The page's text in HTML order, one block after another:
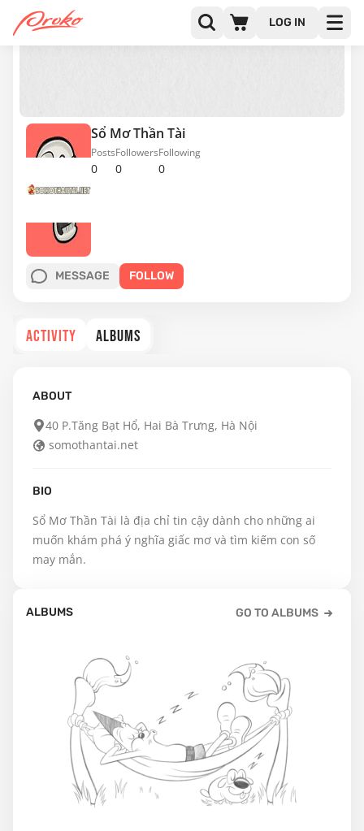
LOG IN
Sổ Mơ Thần Tài
0
Posts
0
Followers
0
Following
MESSAGE FOLLOW
ACTIVITY ALBUMS
ABOUT
40 P.Tăng Bạt Hổ, Hai Bà Trưng, Hà Nội
somothantai.net
BIO
Sổ Mơ Thần Tài là địa chỉ tin cậy dành cho những ai
muốn khám phá ý nghĩa giấc mơ và tìm kiếm con số
may mắn.
ALBUMS GO TO ALBUMS